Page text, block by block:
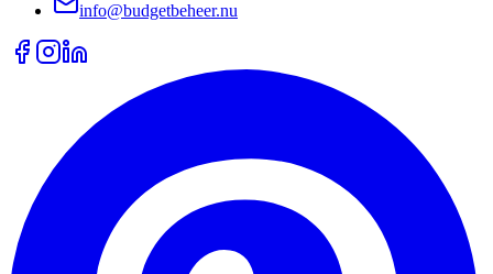
info@budgetbeheer.nu